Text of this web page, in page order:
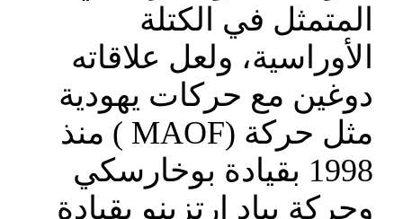
المتمثل في الكتلة
الأوراسية، ولعل علاقاته
دوغين مع حركات يهودية
مثل حركة (MAOF ) منذ
1998 بقيادة بوخارسكي
وحركة بياد إرتزينو بقيادة